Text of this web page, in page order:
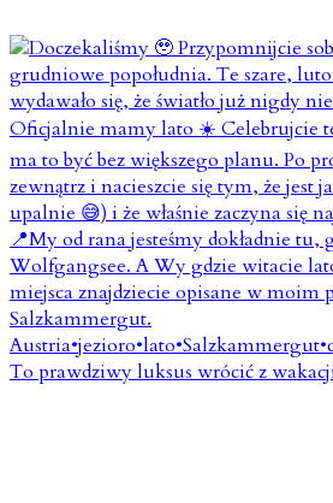
To prawdziwy luksus wrócić z